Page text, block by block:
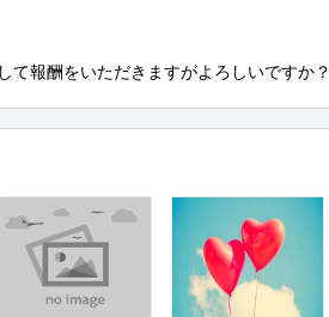
て報酬をいただきますがよろしいですか？